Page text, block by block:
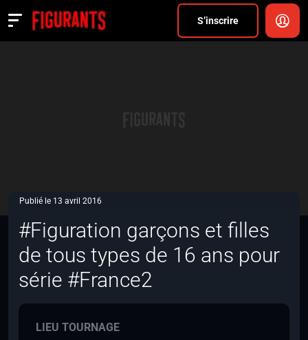
S’inscrire
Actualités
Publié le 13 avril 2016
#Figuration garçons et filles
de tous types de 16 ans pour
série #France2
LIEU TOURNAGE